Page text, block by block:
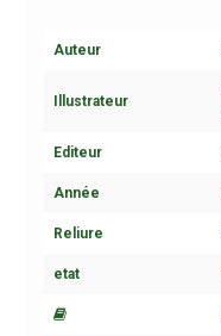
Auteur
Illustrateur
Editeur
Année
Reliure
etat